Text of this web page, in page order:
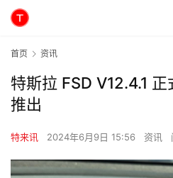
首页 资讯
特斯拉 FSD V12.4.1
推出
特来讯 2024年6月9日 15:56 资讯